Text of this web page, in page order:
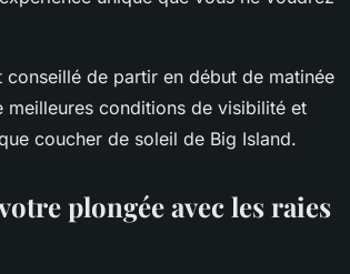
de partir en début de matinée
meilleures conditions de visibilité et
coucher de soleil de Big Island.
plongée avec les raies